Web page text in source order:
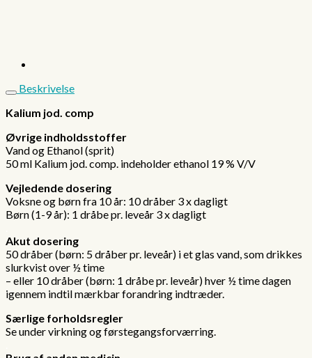
Beskrivelse
Kalium jod. comp
Øvrige indholdsstoffer
Vand og Ethanol (sprit)
50 ml Kalium jod. comp. indeholder ethanol 19 % V/V.
Vejledende dosering
Voksne og børn fra 10 år: 10 dråber 3 x dagligt
Børn (1-9 år): 1 dråbe pr. leveår 3 x dagligt
Akut dosering
50 dråber (børn: 5 dråber pr. leveår) i et glas vand, som drikkes
slurkvist over ½ time
– eller 10 dråber (børn: 1 dråbe pr. leveår) hver ½ time dagen
igennem indtil mærkbar forandring indtræder.
Særlige forholdsregler
Se under virkning og førstegangsforværring.